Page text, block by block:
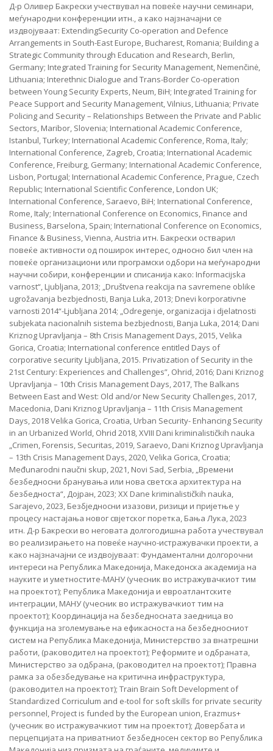
Д-р Оливер Бакрески учествувал на повеќе научни семинари,
меѓународни конференции итн., а како најзначајни се
издвојуваат: ExtendingSecurity Co-operation and Defence
Arrangements in South-East Europe, Bucharest, Romania; Building a
Strategic Community through Education and Research, Berlin,
Germany; Integrated Training for Security Management, Nemenčinė,
Lithuania; Interethnic Dialogue and Trans-Border Co-operation
between Young Security Experts, Neum, BiH; Integrated Training for
Peace Support and Security Management, Vilnius, Lithuania; Private
Policing and Security – Relationships Between the Private and Pablic
Sectors, Maribor, Slovenia; International Academic Conference,
Istanbul, Turkey; International Academic Conference, Roma, Italy;
International Conference, Zagreb, Croatia; International Academic
Conference, Freiburg, Germany; International Academic Conference,
Lisbon, Portugal; International Academic Conference, Prague, Czech
Republic; International Scientific Conference, London UK;
International Conference, Saraevo, BiH; International Conference,
Rome, Italy; International Conference on Economics, Finance and
Business, Barselona, Spain; International Conference on Economics,
Finance & Business, Vienna, Austria итн. Бакрески остварил
повеќе активности од поширок интерес, односно бил член на
повеќе организациони или програмски одбори на меѓународни
научни собири, конференции и списанија како: Informacijska
varnost“, Ljubljana, 2013; „Društvena reakcija na savremene oblike
ugrožavanja bezbjednosti, Banja Luka, 2013; Dnevi korporativne
varnosti 2014“-Ljubljana 2014; „Odregenje, organizacija i djelatnosti
subjekata nacionalnih sistema bezbjednosti, Banja Luka, 2014; Dani
Kriznog Upravljanja – 8th Crisis Management Days, 2015, Velika
Gorica, Croatia; International conference entitled Days of
corporative security Ljubljana, 2015. Privatization of Security in the
21st Century: Experiences and Challenges”, Ohrid, 2016; Dani Kriznog
Upravljanja – 10th Crisis Management Days, 2017, The Balkans
Between East and West: Old and/or New Security Challenges, 2017,
Macedonia, Dani Kriznog Upravljanja – 11th Crisis Management
Days, 2018 Velika Gorica, Croatia, Urban Security- Enhancing Security
in an Urbanized World, Ohrid 2018, XVIII Dani kriminalističkih nauka
„Crimen, Forensis, Securitas, 2019, Saraevo, Dani Kriznog Upravljanja
– 13th Crisis Management Days, 2020, Velika Gorica, Croatia;
Međunarodni naučni skup, 2021, Novi Sad, Serbia, „Времени
безбедносни бранувања или нова светска архитектура на
безбедноста“, Дојран, 2023; XX Dane kriminalističkih nauka,
Sarajevo, 2023, Безбједносни изазови, ризици и пријетње у
процесу настајања новог свјетског поретка, Бања Лука, 2023
итн. Д-р Бакрески во неговата долгогодишна работа учествувал
во реализирањето на повеќе научно-истражувачки проекти, а
како најзначајни се издвојуваат: Фундаментални долгорочни
интереси на Република Македонија, Македонска академија на
науките и уметностите-МАНУ (учесник во истражувачкиот тим
на проектот); Република Македонија и евроатлантските
интеграции, МАНУ (учесник во истражувачкиот тим на
проектот); Координација на безбедносната заедница во
функција на зголемување на ефикасноста на безбедносниот
систем на Република Македонија, Министерство за внатрешни
работи, (раководител на проектот); Реформите и одбраната,
Министерство за одбрана, (раководител на проектот); Правна
рамка за обезбедување на критична инфраструктура,
(раководител на проектот); Train Brain Soft Development of
Standardized Corriculum and e-tool for soft skills for private security
personnel, Project is funded by the European union, Erazmus+
(учесник во истражувачкиот тим на проектот); Довербата и
перцепцијата на приватниот безбедносен сектор во Република